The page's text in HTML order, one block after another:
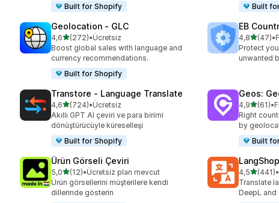
Built for Shopify
Built
Geolocation ‑ GLC
4,65 yıldız üzerinden
(272)
toplam 272 değerlendirme
•Ücretsiz
Boost global sales with language and
currency recommendations.
Built for Shopify
EB
4,85 yıldız
(47)
toplam 47•
Protect
unwanted
Transtore ‑ Language Translate
4,65 yıldız üzerinden
(724)
toplam 724 değerlendirme
•Ücretsiz
Akıllı GPT AI çeviri ve para birimi
dönüştürücüyle küreselleşi
Built for Shopify
Geos:
4,95 yıldız
(61)
toplam 61•
Right
by
Built
Ürün Görseli Çeviri
5,05 yıldız üzerinden
(12)
toplam 12 değerlendirme
•Ücretsiz plan mevcut
Ürün görsellerini müşterilere kendi
dillerinde gösterin
4,55 yıldız
(441)
toplam •
Translate
DeepL and